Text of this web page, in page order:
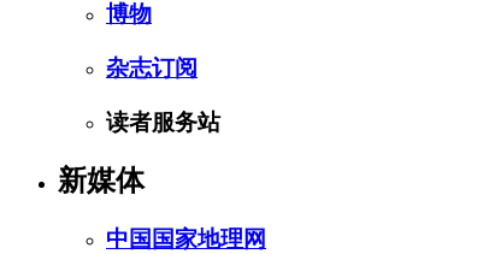
博物
杂志订阅
读者服务站
新媒体
中国国家地理网